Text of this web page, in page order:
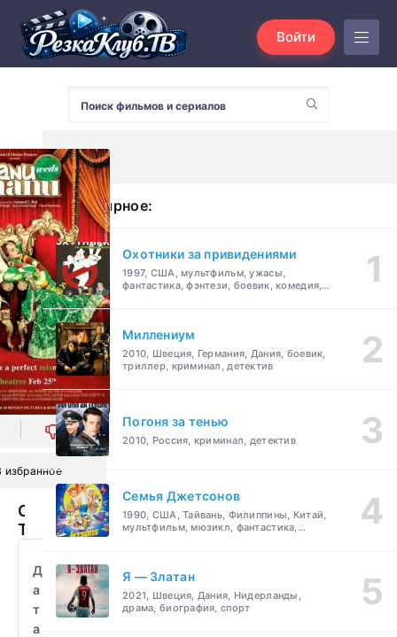
Войти
0
избранное
Свадьба
Тану
Ману
(2011)
смотреть
бесплатно
Д
а
т
а
Популярное:
Охотники за привидениями
1997, США, мультфильм, ужасы,
фантастика, фэнтези, боевик, комедия,
Миллениум
2010, Швеция, Германия, Дания, боевик,
триллер, криминал, детектив
Погоня за тенью
2010, Россия, криминал, детектив
Семья Джетсонов
1990, США, Тайвань, Филиппины, Китай,
мультфильм, мюзикл, фантастика,
Я — Златан
2021, Швеция, Дания, Нидерланды,
драма, биография, спорт